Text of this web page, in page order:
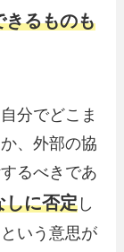
きるものも
分でどこま
、外部の協
るべきであ
しに否定し
いう意思が